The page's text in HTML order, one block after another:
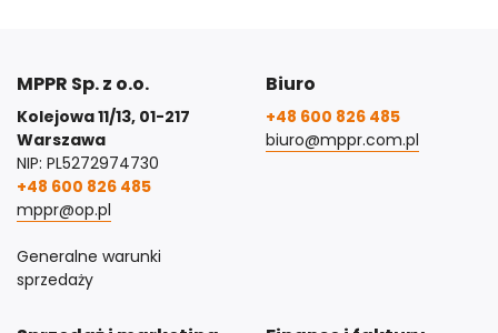
MPPR Sp. z o.o.
Kolejowa 11/13, 01-217
Warszawa
NIP: PL5272974730
+48 600 826 485
mppr@op.pl
Generalne warunki
sprzedaży
Biuro
+48 600 826 485
biuro@mppr.com.pl